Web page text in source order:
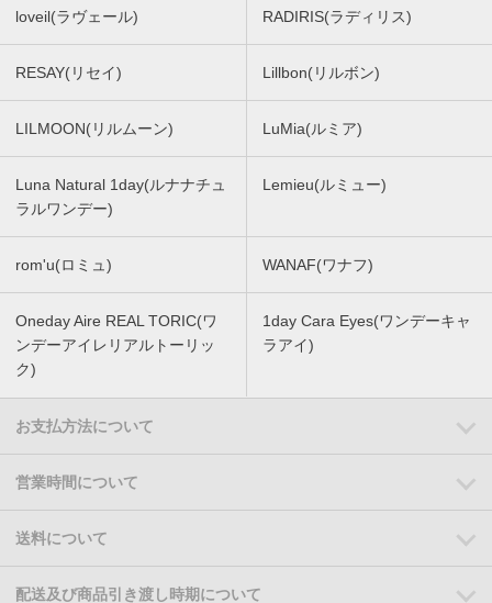
loveil(ラヴェール) RADIRIS(ラディリス)
RESAY(リセイ) Lillbon(リルボン)
LILMOON(リルムーン) LuMia(ルミア)
Luna Natural 1day(ルナナチュ
ラルワンデー)
Lemieu(ルミュー)
rom'u(ロミュ) WANAF(ワナフ)
Oneday Aire REAL TORIC(ワ
ンデーアイレリアルトーリッ
ク)
1day Cara Eyes(ワンデーキャ
ラアイ)
お支払方法について
営業時間について
送料について
配送及び商品引き渡し時期について